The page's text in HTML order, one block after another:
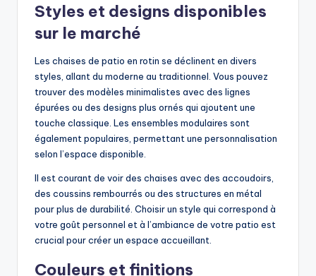
Styles et designs disponibles
sur le marché
Les chaises de patio en rotin se déclinent en divers
styles, allant du moderne au traditionnel. Vous pouvez
trouver des modèles minimalistes avec des lignes
épurées ou des designs plus ornés qui ajoutent une
touche classique. Les ensembles modulaires sont
également populaires, permettant une personnalisation
selon l’espace disponible.
Il est courant de voir des chaises avec des accoudoirs,
des coussins rembourrés ou des structures en métal
pour plus de durabilité. Choisir un style qui correspond à
votre goût personnel et à l’ambiance de votre patio est
crucial pour créer un espace accueillant.
Couleurs et finitions